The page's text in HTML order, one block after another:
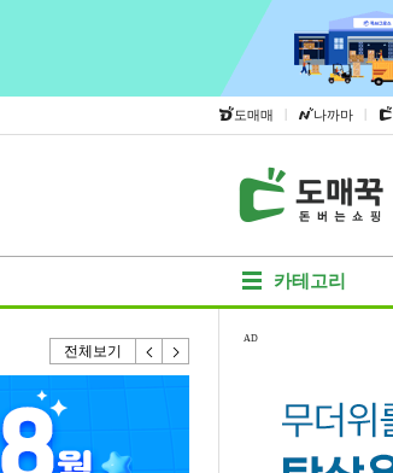
도매매 | 나까마 |
카테고리
전체보기
AD